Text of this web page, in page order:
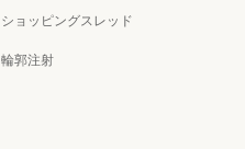
ショッピングスレッド
輪郭注射